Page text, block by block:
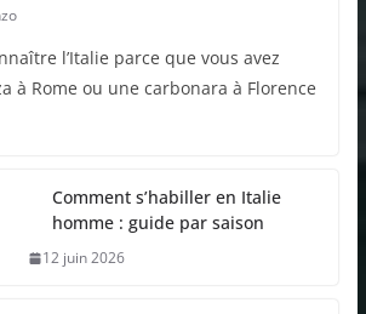
l’Italie parce que vous avez
à Rome ou une carbonara à Florence
Comment s’habiller en Italie
homme : guide par saison
12 juin 2026